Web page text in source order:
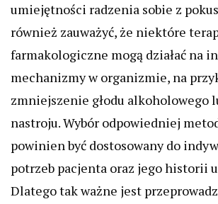
umiejętności radzenia sobie z
również zauważyć, że niektóre
farmakologiczne mogą działać na
mechanizmy w organizmie, na
zmniejszenie głodu alkoholowego
nastroju. Wybór odpowiedniej
powinien być dostosowany do
potrzeb pacjenta oraz jego historii
Dlatego tak ważne jest